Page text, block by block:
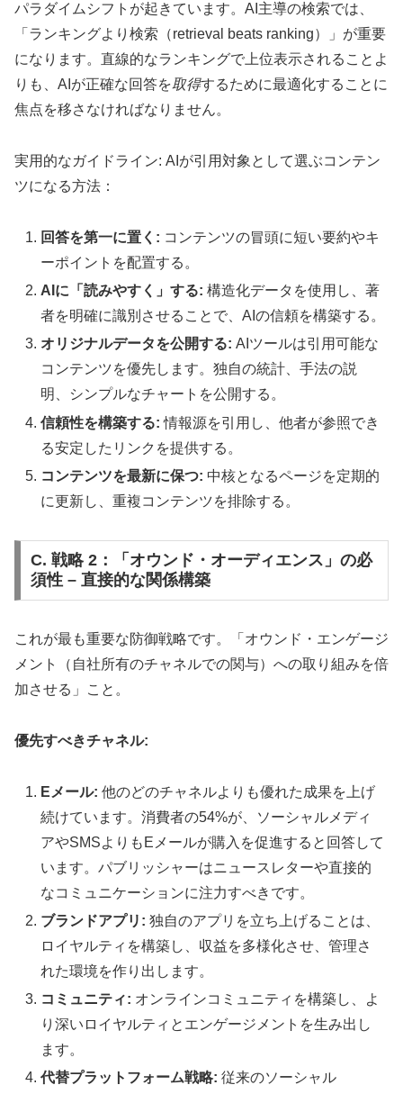
パラダイムシフトが起きています。AI主導の検索では、
「ランキングより検索（retrieval beats ranking）」が重要
になります。直線的なランキングで上位表示されることよ
りも、AIが正確な回答を取得するために最適化することに
焦点を移さなければなりません。
実用的なガイドライン: AIが引用対象として選ぶコンテン
ツになる方法：
回答を第一に置く: コンテンツの冒頭に短い要約やキ
ーポイントを配置する。
AIに「読みやすく」する: 構造化データを使用し、著
者を明確に識別させることで、AIの信頼を構築する。
オリジナルデータを公開する: AIツールは引用可能な
コンテンツを優先します。独自の統計、手法の説
明、シンプルなチャートを公開する。
信頼性を構築する: 情報源を引用し、他者が参照でき
る安定したリンクを提供する。
コンテンツを最新に保つ: 中核となるページを定期的
に更新し、重複コンテンツを排除する。
C. 戦略 2：「オウンド・オーディエンス」の必
須性 – 直接的な関係構築
これが最も重要な防御戦略です。「オウンド・エンゲージ
メント（自社所有のチャネルでの関与）への取り組みを倍
加させる」こと。
優先すべきチャネル:
Eメール: 他のどのチャネルよりも優れた成果を上げ
続けています。消費者の54%が、ソーシャルメディ
アやSMSよりもEメールが購入を促進すると回答して
います。パブリッシャーはニュースレターや直接的
なコミュニケーションに注力すべきです。
ブランドアプリ: 独自のアプリを立ち上げることは、
ロイヤルティを構築し、収益を多様化させ、管理さ
れた環境を作り出します。
コミュニティ: オンラインコミュニティを構築し、よ
り深いロイヤルティとエンゲージメントを生み出し
ます。
代替プラットフォーム戦略: 従来のソーシャル